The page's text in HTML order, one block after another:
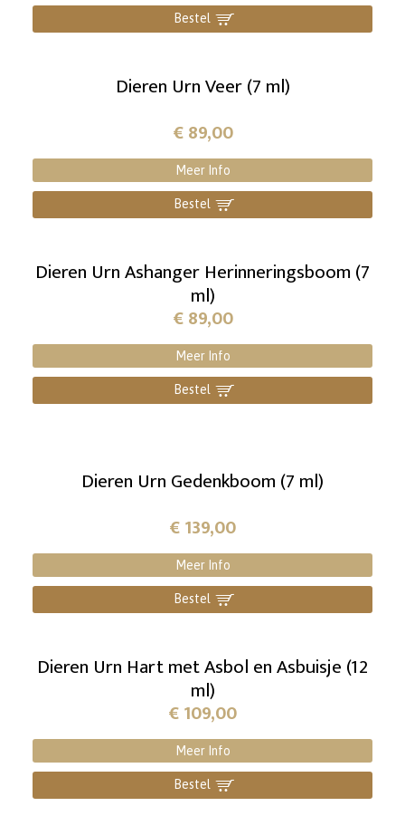
Bestel ]
Dieren Urn Veer (7 ml)
€89,00
Meer Info
Bestel ]
Dieren Urn Ashanger Herinneringsboom (7
ml)
€89,00
Meer Info
Bestel ]
Dieren Urn Gedenkboom (7 ml)
€139,00
Meer Info
Bestel ]
Dieren Urn Hart met Asbol en Asbuisje (12
ml)
€109,00
Meer Info
Bestel ]